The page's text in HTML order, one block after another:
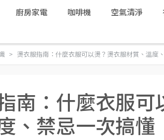
廚房家電 咖啡機 空氣清淨
燙衣服指南：什麼衣服可以燙？燙衣服材質、溫度
南：什麼衣服可
、禁忌一次搞懂